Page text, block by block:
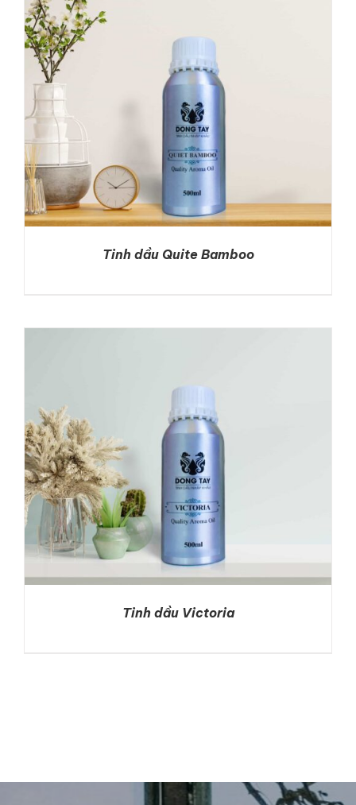
Tinh dầu Quite Bamboo
Tinh dầu Victoria